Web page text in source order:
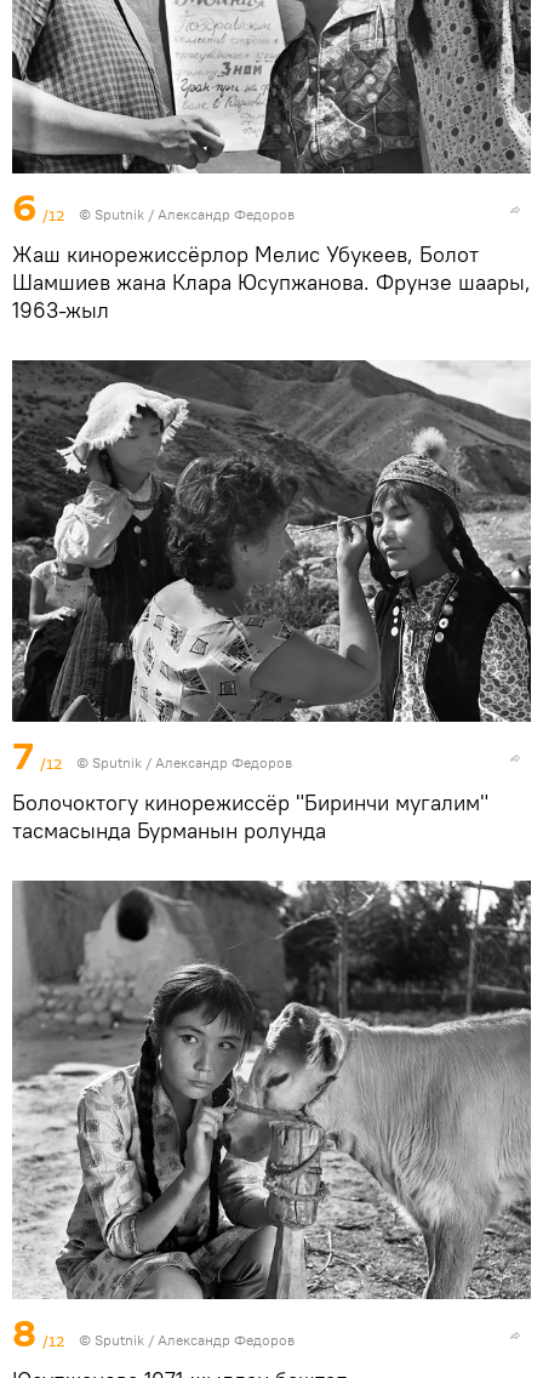
6 /12 © Sputnik / Александр Федоров
Жаш кинорежиссёрлор Мелис Убукеев, Болот
Шамшиев жана Клара Юсупжанова. Фрунзе шаары,
1963-жыл
7 /12 © Sputnik / Александр Федоров
Болочоктогу кинорежиссёр "Биринчи мугалим"
тасмасында Бурманын ролунда
8 /12 © Sputnik / Александр Федоров